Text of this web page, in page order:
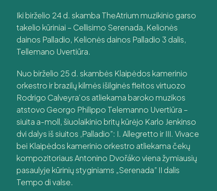
Iki birželio 24 d. skamba TheAtrium muzikinio garso
takelio kūriniai – Cellisimo Serenada, Kelionės
dainos Palladio, Kelionės dainos Palladio 3 dalis,
Tellemano Uvertiūra.
Nuo birželio 25 d. skambės Klaipėdos kamerinio
orkestro ir brazilų kilmės išilginės fleitos virtuozo
Rodrigo Calveyra‘os atliekama baroko muzikos
atstovo Georgo Philippo Telemanno Uvertiūra –
siuita a-moll, šiuolaikinio britų kūrėjo Karlo Jenkinso
dvi dalys iš siuitos ,Palladio”: I. Allegretto ir III. Vivace
bei Klaipėdos kamerinio orkestro atliekama čekų
kompozitoriaus Antonino Dvořáko viena žymiausių
pasaulyje kūrinių styginiams „Serenada” II dalis
Tempo di valse.